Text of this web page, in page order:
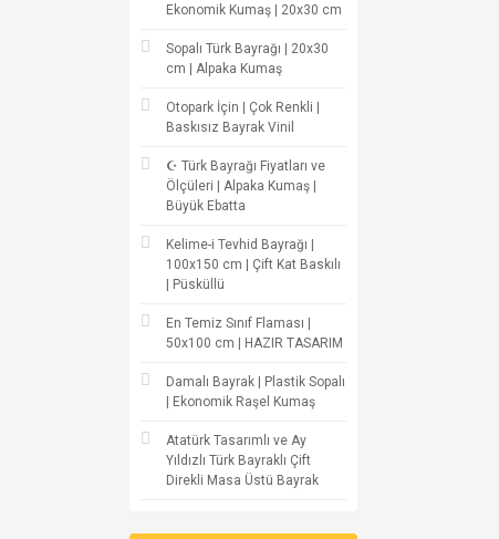
Ekonomik Kumaş | 20x30 cm
Sopalı Türk Bayrağı | 20x30
cm | Alpaka Kumaş
Otopark İçin | Çok Renkli |
Baskısız Bayrak Vinil
☪ Türk Bayrağı Fiyatları ve
Ölçüleri | Alpaka Kumaş |
Büyük Ebatta
Kelime-i Tevhid Bayrağı |
100x150 cm | Çift Kat Baskılı
| Püsküllü
En Temiz Sınıf Flaması |
50x100 cm | HAZIR TASARIM
Damalı Bayrak | Plastik Sopalı
| Ekonomik Raşel Kumaş
Atatürk Tasarımlı ve Ay
Yıldızlı Türk Bayraklı Çift
Direkli Masa Üstü Bayrak